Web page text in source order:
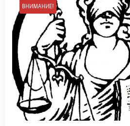
ВНИМАНИЕ!